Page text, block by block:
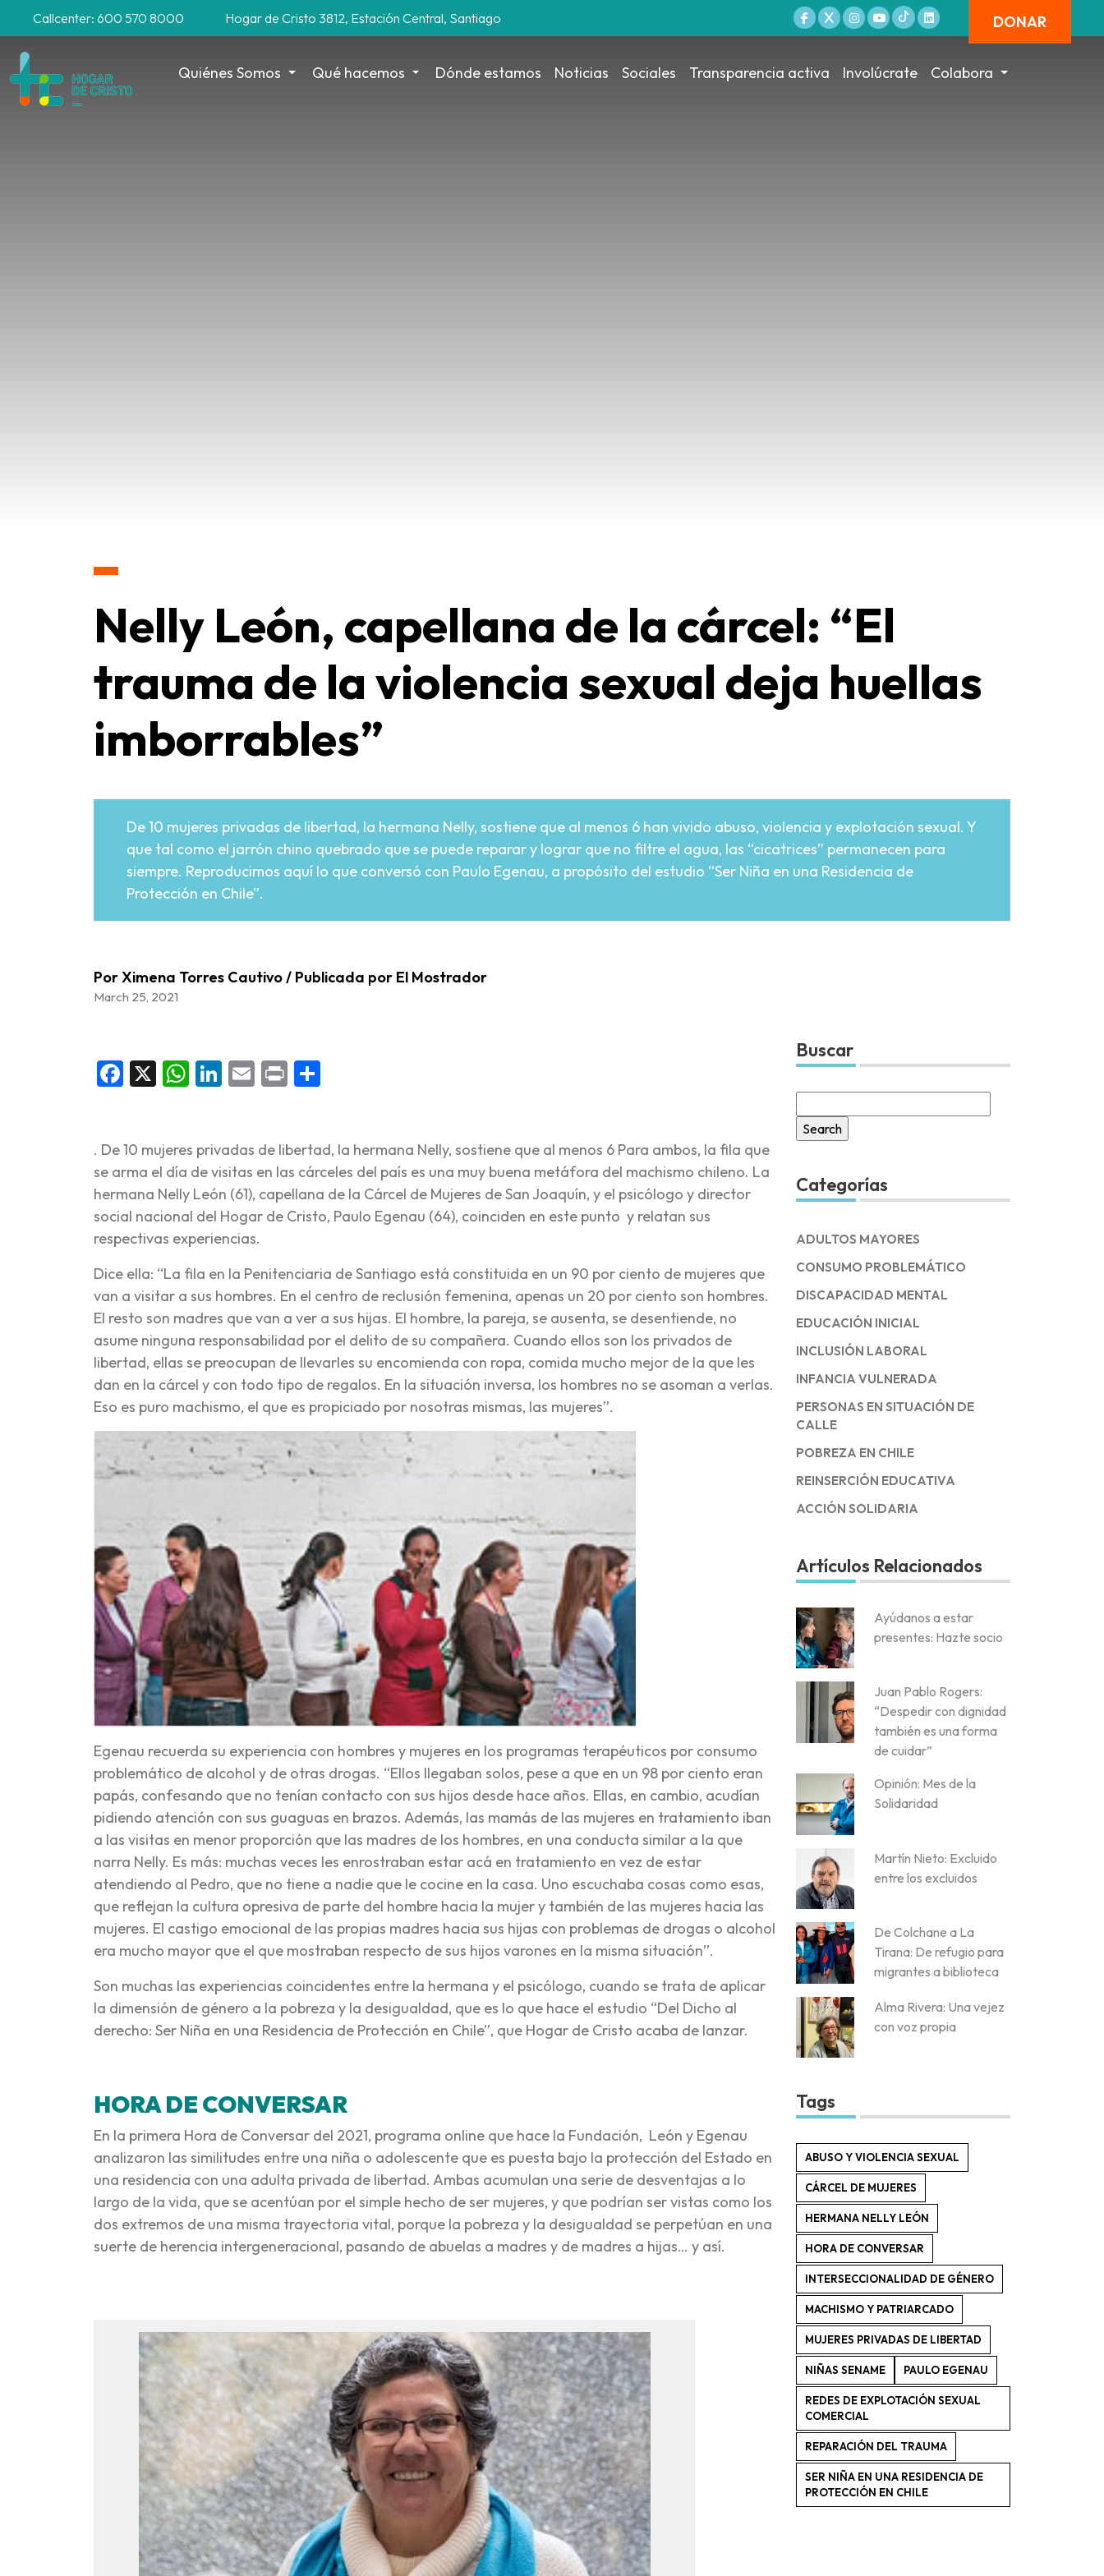
Callcenter: 600 570 8000 Hogar de Cristo 3812, Estación Central, Santiago DONAR
Quiénes Somos Qué hacemos Dónde estamos Noticias Sociales Transparencia activa Involúcrate Colabora
Nelly León, capellana de la cárcel: “El
trauma de la violencia sexual deja huellas
imborrables”
De 10 mujeres privadas de libertad, la hermana Nelly, sostiene que al menos 6 han vivido abuso, violencia y explotación sexual. Y
que tal como el jarrón chino quebrado que se puede reparar y lograr que no filtre el agua, las “cicatrices” permanecen para
siempre. Reproducimos aquí lo que conversó con Paulo Egenau, a propósito del estudio “Ser Niña en una Residencia de
Protección en Chile”.
Por Ximena Torres Cautivo / Publicada por El Mostrador
March 25, 2021
Facebook
X WhatsApp
LinkedIn
Email
Print
. De 10 mujeres privadas de libertad, la hermana Nelly, sostiene que al menos 6 Para ambos, la fila que
se arma el día de visitas en las cárceles del país es una muy buena metáfora del machismo chileno. La
hermana Nelly León (61), capellana de la Cárcel de Mujeres de San Joaquín, y el psicólogo y director
social nacional del Hogar de Cristo, Paulo Egenau (64), coinciden en este punto y relatan sus
respectivas experiencias.
Dice ella: “La fila en la Penitenciaria de Santiago está constituida en un 90 por ciento de mujeres que
van a visitar a sus hombres. En el centro de reclusión femenina, apenas un 20 por ciento son hombres.
El resto son madres que van a ver a sus hijas. El hombre, la pareja, se ausenta, se desentiende, no
asume ninguna responsabilidad por el delito de su compañera. Cuando ellos son los privados de
libertad, ellas se preocupan de llevarles su encomienda con ropa, comida mucho mejor de la que les
dan en la cárcel y con todo tipo de regalos. En la situación inversa, los hombres no se asoman a verlas.
Eso es puro machismo, el que es propiciado por nosotras mismas, las mujeres”.
Egenau recuerda su experiencia con hombres y mujeres en los programas terapéuticos por consumo
problemático de alcohol y de otras drogas. “Ellos llegaban solos, pese a que en un 98 por ciento eran
papás, confesando que no tenían contacto con sus hijos desde hace años. Ellas, en cambio, acudían
pidiendo atención con sus guaguas en brazos. Además, las mamás de las mujeres en tratamiento iban
a las visitas en menor proporción que las madres de los hombres, en una conducta similar a la que
narra Nelly. Es más: muchas veces les enrostraban estar acá en tratamiento en vez de estar
atendiendo al Pedro, que no tiene a nadie que le cocine en la casa. Uno escuchaba cosas como esas,
que reflejan la cultura opresiva de parte del hombre hacia la mujer y también de las mujeres hacia las
mujeres. El castigo emocional de las propias madres hacia sus hijas con problemas de drogas o alcohol
era mucho mayor que el que mostraban respecto de sus hijos varones en la misma situación”.
Son muchas las experiencias coincidentes entre la hermana y el psicólogo, cuando se trata de aplicar
la dimensión de género a la pobreza y la desigualdad, que es lo que hace el estudio “Del Dicho al
derecho: Ser Niña en una Residencia de Protección en Chile”, que Hogar de Cristo acaba de lanzar.
HORA DE CONVERSAR
En la primera Hora de Conversar del 2021, programa online que hace la Fundación, León y Egenau
analizaron las similitudes entre una niña o adolescente que es puesta bajo la protección del Estado en
una residencia con una adulta privada de libertad. Ambas acumulan una serie de desventajas a lo
largo de la vida, que se acentúan por el simple hecho de ser mujeres, y que podrían ser vistas como los
dos extremos de una misma trayectoria vital, porque la pobreza y la desigualdad se perpetúan en una
suerte de herencia intergeneracional, pasando de abuelas a madres y de madres a hijas… y así.
Buscar
for:
Categorías
ADULTOS MAYORES
CONSUMO PROBLEMÁTICO
DISCAPACIDAD MENTAL
EDUCACIÓN INICIAL
INCLUSIÓN LABORAL
INFANCIA VULNERADA
PERSONAS EN SITUACIÓN DE
CALLE
POBREZA EN CHILE
REINSERCIÓN EDUCATIVA
ACCIÓN SOLIDARIA
Artículos Relacionados
Ayúdanos a estar
presentes: Hazte socio
Juan Pablo Rogers:
“Despedir con dignidad
también es una forma
de cuidar”
Opinión: Mes de la
Solidaridad
Martín Nieto: Excluido
entre los excluidos
De Colchane a La
Tirana: De refugio para
migrantes a biblioteca
Alma Rivera: Una vejez
con voz propia
Tags
ABUSO Y VIOLENCIA SEXUAL
CÁRCEL DE MUJERES
HERMANA NELLY LEÓN
HORA DE CONVERSAR
INTERSECCIONALIDAD DE GÉNERO
MACHISMO Y PATRIARCADO
MUJERES PRIVADAS DE LIBERTAD
NIÑAS SENAME PAULO EGENAU
REDES DE EXPLOTACIÓN SEXUAL
COMERCIAL
REPARACIÓN DEL TRAUMA
SER NIÑA EN UNA RESIDENCIA DE
PROTECCIÓN EN CHILE